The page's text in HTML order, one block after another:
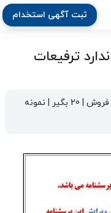
ثبت آگهی استخدام
ترفیعات